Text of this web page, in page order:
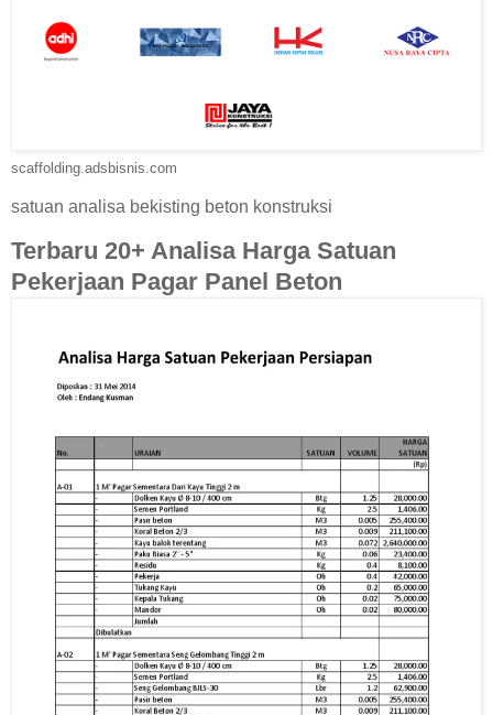
scaffolding.adsbisnis.com
satuan analisa bekisting beton konstruksi
Terbaru 20+ Analisa Harga Satuan
Pekerjaan Pagar Panel Beton